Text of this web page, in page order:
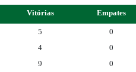
Vitórias Empates
5 0
4 0
9 0